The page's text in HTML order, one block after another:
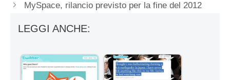
MySpace, rilancio previsto per la fine del 2012
LEGGI ANCHE: